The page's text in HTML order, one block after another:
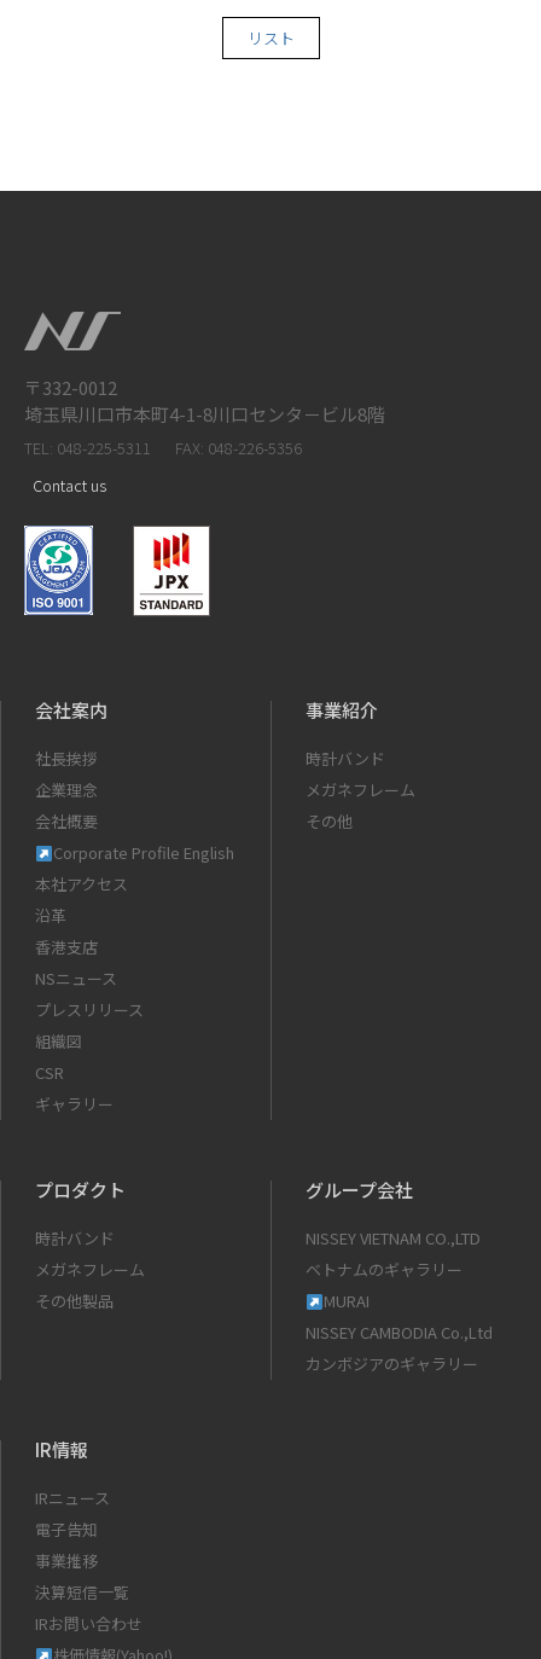
リスト
〒332-0012
埼玉県川口市本町4-1-8川口センタ－ビル8階
TEL: 048-225-5311
FAX: 048-226-5356
Contact us
会社案内
社長挨拶
企業理念
会社概要
Corporate Profile English
本社アクセス
沿革
香港支店
NSニュース
プレスリリース
組織図
CSR
ギャラリー
事業紹介
時計バンド
メガネフレーム
その他
プロダクト
時計バンド
メガネフレーム
その他製品
グループ会社
NISSEY VIETNAM CO.,LTD
ベトナムのギャラリー
MURAI
NISSEY CAMBODIA Co.,Ltd
カンボジアのギャラリー
IR情報
IRニュース
電子告知
事業推移
決算短信一覧
IRお問い合わせ